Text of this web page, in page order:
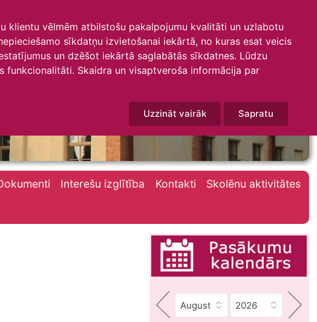
klientu vēlmēm atbilstošu pakalpojumu kvalitāti un uzlabotu
sīkdatņu izvietošanai iekārtā, no kuras esat veicis
un dzēšot iekārtā saglabātās sīkdatnes. Lūdzu
funkcionalitāti. Skaidra un visaptveroša informācija par
Uzzināt vairāk Sapratu
Interešu izglītība Kontakti Skolēnu aktivitātes